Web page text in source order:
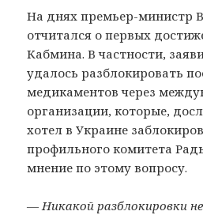
На днях премьер-министр
отчитался о первых
Кабмина. В частности,
удалось разблокировать
медикаментов через
организации, которые,
хотел в Украине
профильного комитета
мнение по этому вопросу.
— Никакой разблокировки